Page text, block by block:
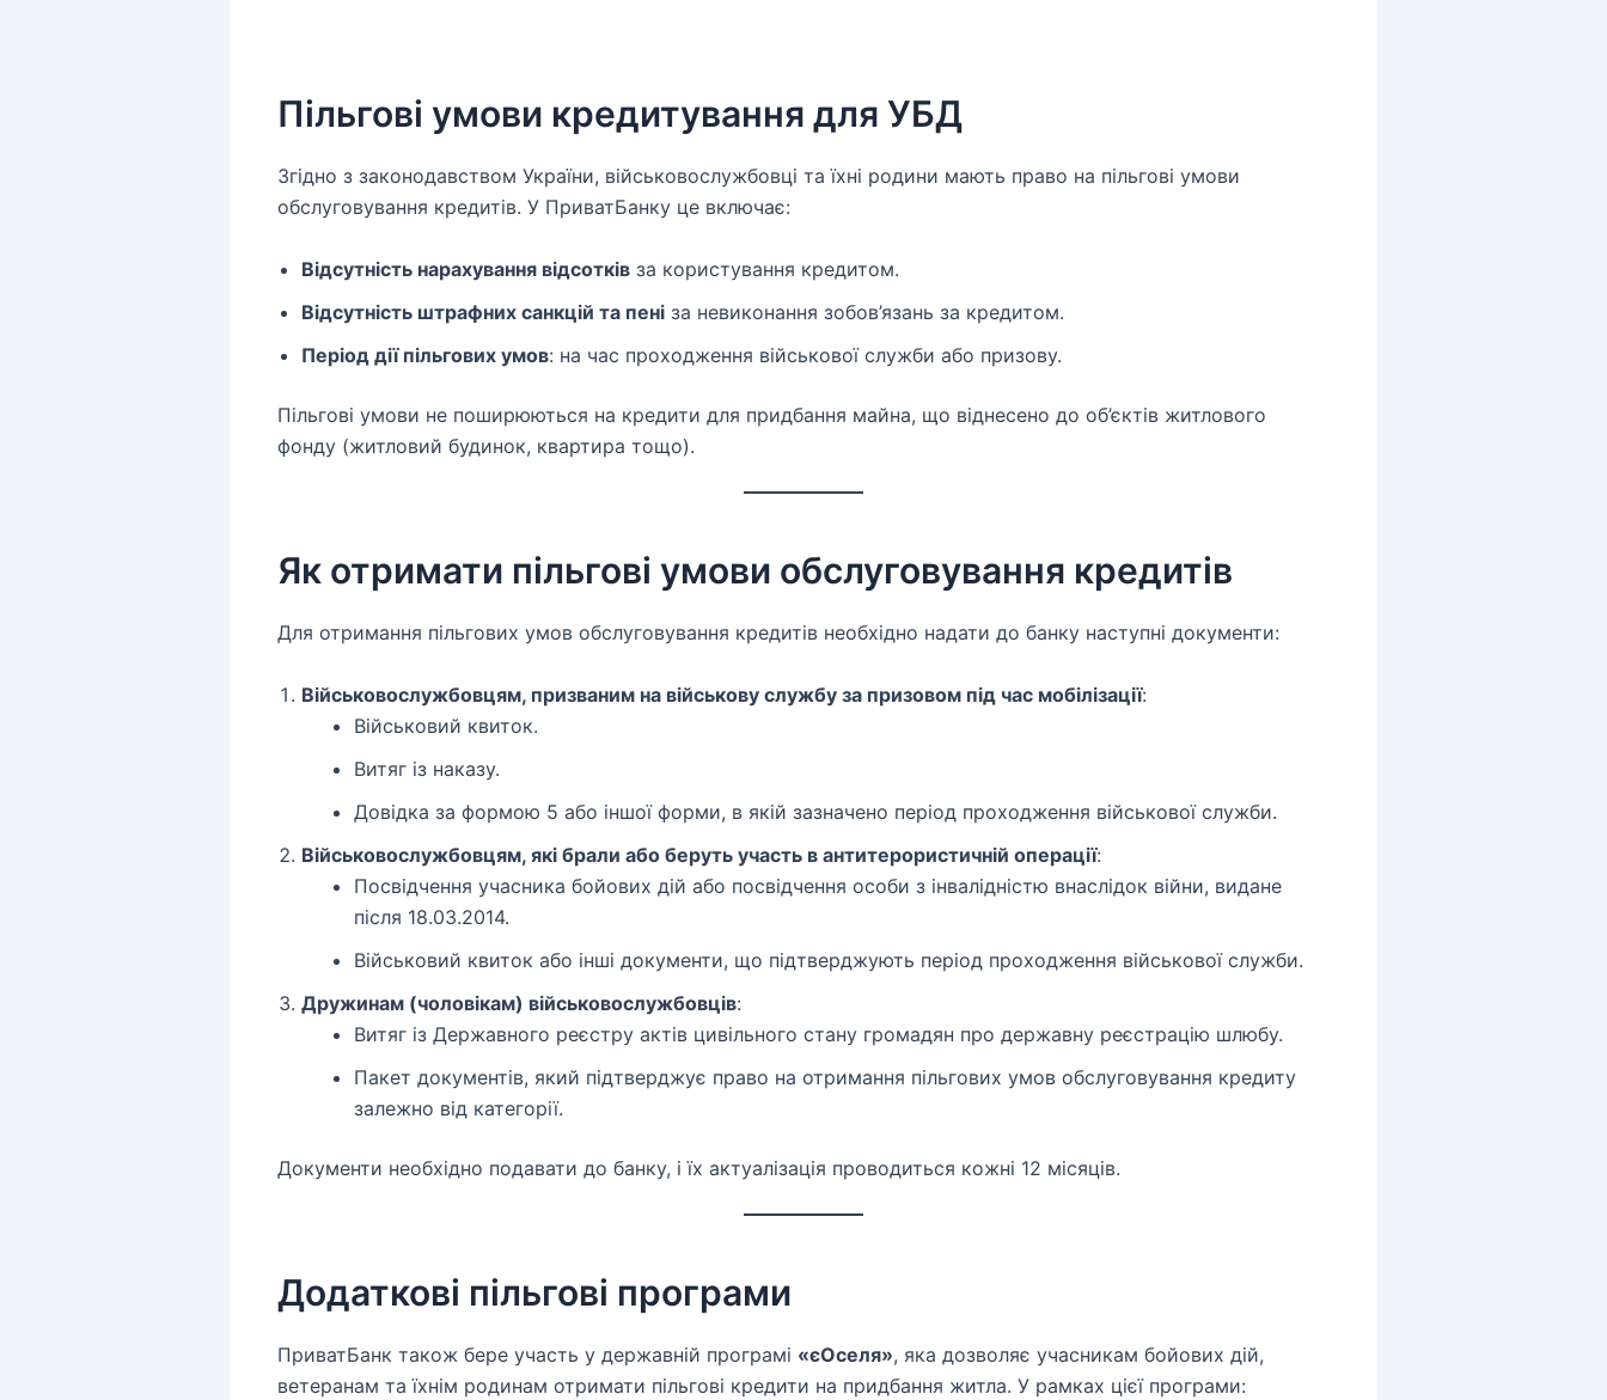
Пільгові умови кредитування для УБД
Згідно з законодавством України, військовослужбовці та їхні родини мають право на пільгові умови
обслуговування кредитів. У ПриватБанку це включає:
Відсутність нарахування відсотків за користування кредитом.
Відсутність штрафних санкцій та пені за невиконання зобов’язань за кредитом.
Період дії пільгових умов: на час проходження військової служби або призову.
Пільгові умови не поширюються на кредити для придбання майна, що віднесено до об’єктів житлового
фонду (житловий будинок, квартира тощо).
Як отримати пільгові умови обслуговування кредитів
Для отримання пільгових умов обслуговування кредитів необхідно надати до банку наступні документи:
Військовослужбовцям, призваним на військову службу за призовом під час мобілізації:
Військовий квиток.
Витяг із наказу.
Довідка за формою 5 або іншої форми, в якій зазначено період проходження військової служби.
Військовослужбовцям, які брали або беруть участь в антитерористичній операції:
Посвідчення учасника бойових дій або посвідчення особи з інвалідністю внаслідок війни, видане
після 18.03.2014.
Військовий квиток або інші документи, що підтверджують період проходження військової служби.
Дружинам (чоловікам) військовослужбовців:
Витяг із Державного реєстру актів цивільного стану громадян про державну реєстрацію шлюбу.
Пакет документів, який підтверджує право на отримання пільгових умов обслуговування кредиту
залежно від категорії.
Документи необхідно подавати до банку, і їх актуалізація проводиться кожні 12 місяців.
Додаткові пільгові програми
ПриватБанк також бере участь у державній програмі «єОселя», яка дозволяє учасникам бойових дій,
ветеранам та їхнім родинам отримати пільгові кредити на придбання житла. У рамках цієї програми: